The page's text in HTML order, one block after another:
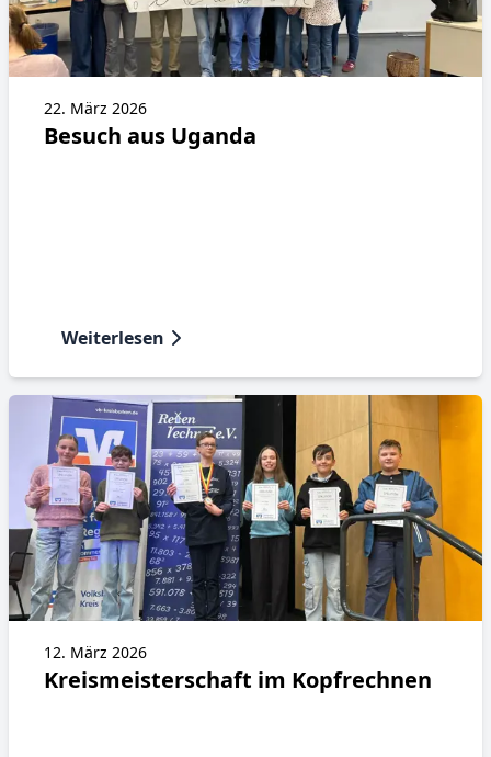
22. März 2026
Besuch aus Uganda
Weiterlesen
12. März 2026
Kreismeisterschaft im Kopfrechnen